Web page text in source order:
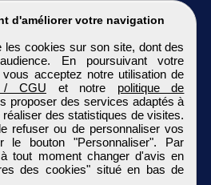
d'améliorer votre navigation
les cookies sur son site, dont des
En poursuivant votre
acceptez notre utilisation de
/ CGU et notre politique de
proposer des services adaptés à
des statistiques de visites.
refuser ou de personnaliser vos
le bouton "Personnaliser". Par
tout moment changer d'avis en
des cookies" situé en bas de